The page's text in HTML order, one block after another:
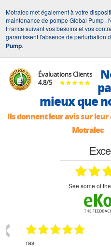
Motralec met également à votre
maintenance de pompe Global Pump .
France suivant vos besoins et vos
garantissent l'absence de perturbation
Pump.
Évaluations Clients
4.8/5
mieux que
Ils donnent leur avis sur
Motralec
see some of
Monsieur Delhaye est une